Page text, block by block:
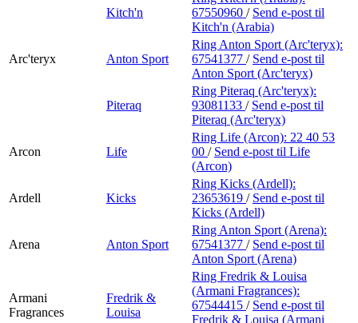
Kitch'n
67550960 / Send e-post til
Kitch'n (Arabia)
Arc'teryx Anton Sport
Ring Anton Sport (Arc'teryx):
67541377 / Send e-post til
Anton Sport (Arc'teryx)
Piteraq
Ring Piteraq (Arc'teryx):
93081133 / Send e-post til
Piteraq (Arc'teryx)
Arcon Life
Ring Life (Arcon): 22 40 53
00 / Send e-post til Life
(Arcon)
Ardell Kicks
Ring Kicks (Ardell):
23653619 / Send e-post til
Kicks (Ardell)
Arena Anton Sport
Ring Anton Sport (Arena):
67541377 / Send e-post til
Anton Sport (Arena)
Armani
Fragrances
Fredrik &
Louisa
Ring Fredrik & Louisa
(Armani Fragrances):
67544415 / Send e-post til
Fredrik & Louisa (Armani